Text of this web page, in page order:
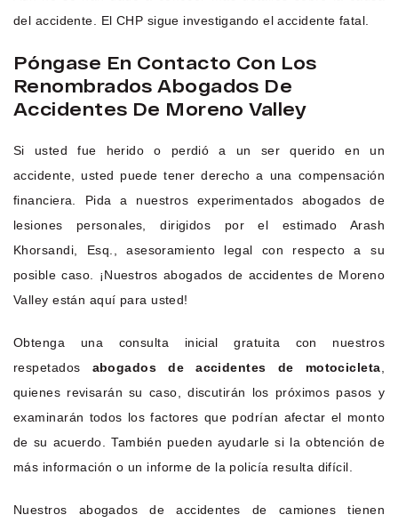
del accidente. El CHP sigue investigando el accidente fatal.
Póngase En Contacto Con Los
Renombrados Abogados De
Accidentes De Moreno Valley
Si usted fue herido o perdió a un ser querido en un
accidente, usted puede tener derecho a una compensación
financiera. Pida a nuestros experimentados abogados de
lesiones personales, dirigidos por el estimado Arash
Khorsandi, Esq., asesoramiento legal con respecto a su
posible caso. ¡Nuestros abogados de accidentes de Moreno
Valley están aquí para usted!
Obtenga una consulta inicial gratuita con nuestros
respetados abogados de accidentes de motocicleta
quienes revisarán su caso, discutirán los próximos pasos y
examinarán todos los factores que podrían afectar el monto
de su acuerdo. También pueden ayudarle si la obtención de
más información o un informe de la policía resulta difícil.
Nuestros abogados de accidentes de camiones tienen